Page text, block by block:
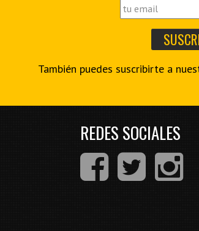
También puedes suscribirte a
REDES SOCIALES